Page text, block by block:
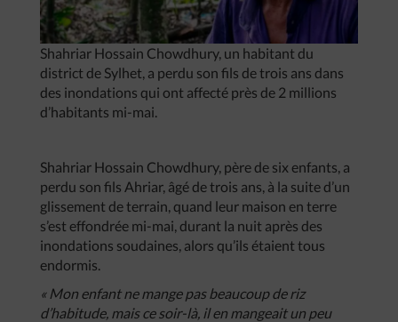
Shahriar Hossain Chowdhury, un habitant du
district de Sylhet, a perdu son fils de trois ans dans
des inondations qui ont affecté près de 2 millions
d’habitants mi-mai.
Shahriar Hossain Chowdhury, père de six enfants, a
perdu son fils Ahriar, âgé de trois ans, à la suite d’un
glissement de terrain, quand leur maison en terre
s’est effondrée mi-mai, durant la nuit après des
inondations soudaines, alors qu’ils étaient tous
endormis.
« Mon enfant ne mange pas beaucoup de riz
d’habitude, mais ce soir-là, il en mangeait un peu